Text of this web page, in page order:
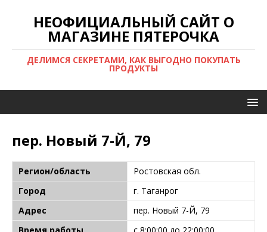
НЕОФИЦИАЛЬНЫЙ САЙТ О
МАГАЗИНЕ ПЯТЕРОЧКА
ДЕЛИМСЯ СЕКРЕТАМИ, КАК ВЫГОДНО ПОКУПАТЬ
ПРОДУКТЫ
пер. Новый 7-Й, 79
Регион/область
Ростовская обл.
Город
г. Таганрог
Адрес
пер. Новый 7-Й, 79